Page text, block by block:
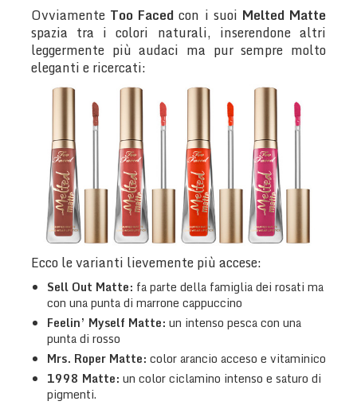
Ovviamente Too Faced con i suoi Melted Matte
spazia tra i colori naturali, inserendone altri
leggermente più audaci ma pur sempre molto
eleganti e ricercati:
Ecco le varianti lievemente più accese:
Sell Out Matte: fa parte della famiglia dei rosati ma
con una punta di marrone cappuccino
Feelin’ Myself Matte: un intenso pesca con una
punta di rosso
Mrs. RoperMatte: color arancio acceso e vitaminico
1998 Matte: un color ciclamino intenso e saturo di
pigmenti.